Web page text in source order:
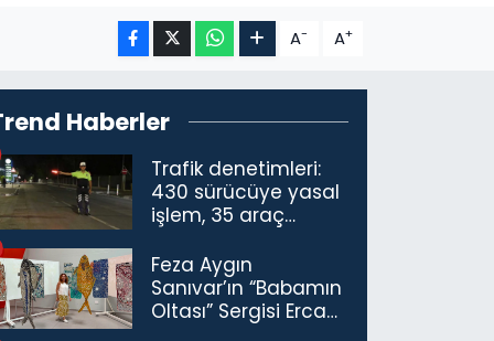
A- A+
Haberler
Trafik denetimleri:
430 sürücüye yasal
işlem, 35 araç
Feza Aygın
Sanıvar’ın “Babamın
Oltası” Sergisi Ercan